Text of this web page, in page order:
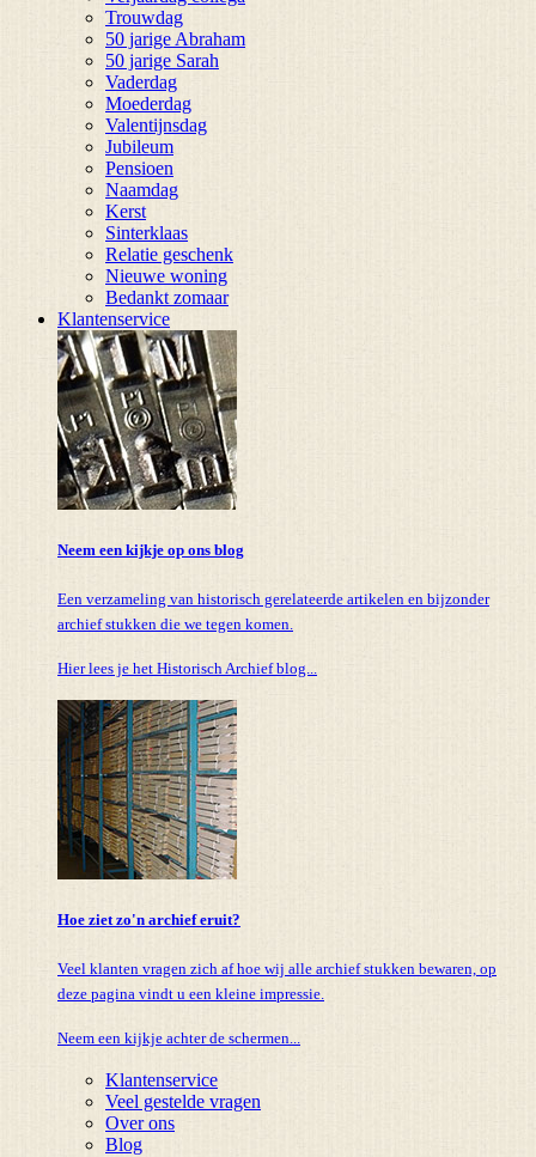
Trouwdag
50 jarige Abraham
50 jarige Sarah
Vaderdag
Moederdag
Valentijnsdag
Jubileum
Pensioen
Naamdag
Kerst
Sinterklaas
Relatie geschenk
Nieuwe woning
Bedankt zomaar
Klantenservice
Neem een kijkje op ons blog
Een verzameling van historisch gerelateerde artikelen en bijzonder
archief stukken die we tegen komen.
Hier lees je het Historisch Archief blog...
Hoe ziet zo'n archief eruit?
Veel klanten vragen zich af hoe wij alle archief stukken bewaren, op
deze pagina vindt u een kleine impressie.
Neem een kijkje achter de schermen...
Klantenservice
Veel gestelde vragen
Over ons
Blog